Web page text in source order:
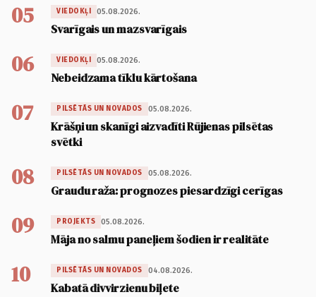
05 VIEDOKĻI 05.08.2026.
Svarīgais un mazsvarīgais
06 VIEDOKĻI 05.08.2026.
Nebeidzama tīklu kārtošana
07 PILSĒTĀS UN NOVADOS 05.08.2026.
Krāšņi un skanīgi aizvadīti Rūjienas pilsētas
svētki
08 PILSĒTĀS UN NOVADOS 05.08.2026.
Graudu raža: prognozes piesardzīgi cerīgas
09 PROJEKTS 05.08.2026.
Māja no salmu paneļiem šodien ir realitāte
10 PILSĒTĀS UN NOVADOS 04.08.2026.
Kabatā divvirzienu biļete